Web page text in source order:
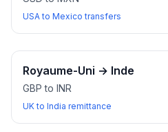
USA to Mexico transfers
Royaume-Uni → Inde
GBP to INR
UK to India remittance